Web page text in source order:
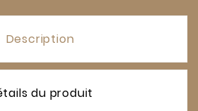
Description
du produit